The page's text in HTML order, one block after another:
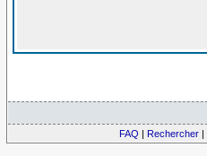
FAQ | Rechercher |